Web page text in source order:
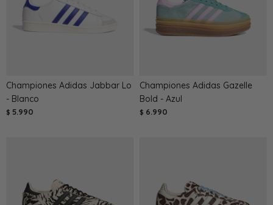
Championes Adidas Jabbar Lo
- Blanco
$ 5.990
Championes Adidas Gazelle
Bold - Azul
$ 6.990